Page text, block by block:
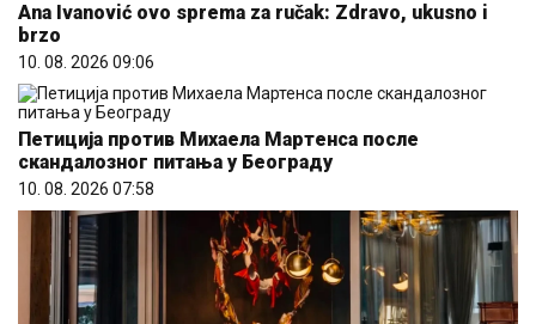
Ana Ivanović ovo sprema za ručak: Zdravo, ukusno i
brzo
10. 08. 2026 09:06
Петиција против Михаела Мартенса после
скандалозног питања у Београду
10. 08. 2026 07:58